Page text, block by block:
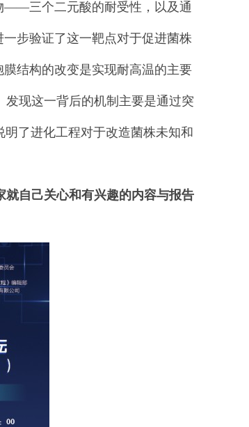
——三个二元酸的耐受性，以及通
步验证了这一靶点对于促进菌株
结构的改变是实现耐高温的主要
现这一背后的机制主要是通过突
了进化工程对于改造菌株未知和
就自己关心和有兴趣的内容与报告